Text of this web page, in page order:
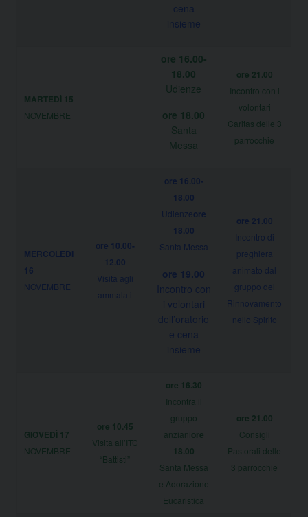
cena
insieme
MARTEDÌ 15
NOVEMBRE
ore 16.00-
18.00
Udienze
ore 18.00
Santa
Messa
ore 21.00
Incontro con i
volontari
Caritas delle 3
parrocchie
MERCOLEDÌ
16
NOVEMBRE
ore 10.00-
12.00
Visita agli
ammalati
ore 16.00-
18.00
Udienzeore
18.00
Santa Messa
ore 19.00
Incontro con
i volontari
dell’oratorio
e cena
insieme
ore 21.00
Incontro di
preghiera
animato dal
gruppo del
Rinnovamento
nello Spirito
GIOVEDÌ 17
NOVEMBRE
ore 10.45
Visita all’ITC
“Battisti”
ore 16.30
Incontra il
gruppo
anzianiore
18.00
Santa Messa
e Adorazione
Eucaristica
ore 21.00
Consigli
Pastorali delle
3 parrocchie